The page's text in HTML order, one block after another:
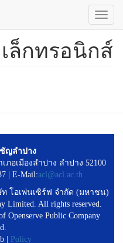
ล็กทรอนิกส์
ชัญลำปาง
อเมืองลำปาง ลำปาง 52100
| E-Mail:acl@acl.ac.th
โอเพ่นเซิร์ฟ จำกัด (มหาชน)
Limited. All rights reserved.
Openserve Public Company
|
Policy